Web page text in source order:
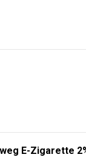
E-Zigarette